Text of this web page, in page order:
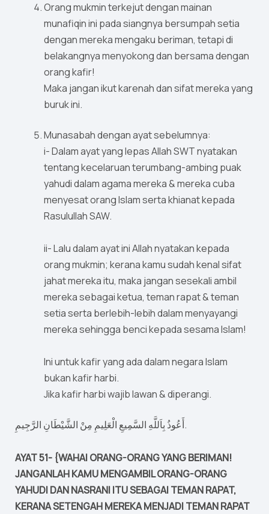
Orang mukmin terkejut dengan mainan
munafiqin ini pada siangnya bersumpah setia
dengan mereka mengaku beriman, tetapi di
belakangnya menyokong dan bersama dengan
orang kafir!
Maka jangan ikut karenah dan sifat mereka yang
buruk ini.
Munasabah dengan ayat sebelumnya:
i- Dalam ayat yang lepas Allah SWT nyatakan
tentang kecelaruan terumbang-ambing puak
yahudi dalam agama mereka & mereka cuba
menyesat orang Islam serta khianat kepada
Rasulullah SAW.
ii- Lalu dalam ayat ini Allah nyatakan kepada
orang mukmin; kerana kamu sudah kenal sifat
jahat mereka itu, maka jangan sesekali ambil
mereka sebagai ketua, teman rapat & teman
setia serta berlebih-lebih dalam menyayangi
mereka sehingga benci kepada sesama Islam!
Ini untuk kafir yang ada dalam negara Islam
bukan kafir harbi.
Jika kafir harbi wajib lawan & diperangi.
أَعُوذُ بِاَللَّهِ السَّمِيعِ الْعَلِيمِ مِنْ الشَّيْطَانِ الرَّجِيمِ.
AYAT 51- {WAHAI ORANG-ORANG YANG BERIMAN!
JANGANLAH KAMU MENGAMBIL ORANG-ORANG
YAHUDI DAN NASRANI ITU SEBAGAI TEMAN RAPAT,
KERANA SETENGAH MEREKA MENJADI TEMAN RAPAT